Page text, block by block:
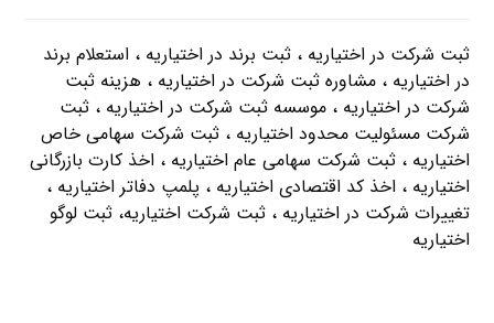
ثبت شرکت در اختیاریه ، ثبت برند در اختیاریه ، استعلام برند
در اختیاریه ، مشاوره ثبت شرکت در اختیاریه ، هزینه ثبت
شرکت در اختیاریه ، موسسه ثبت شرکت در اختیاریه ، ثبت
شرکت مسئولیت محدود اختیاریه ، ثبت شرکت سهامی خاص
اختیاریه ، ثبت شرکت سهامی عام اختیاریه ، اخذ کارت بازرگانی
اختیاریه ، اخذ کد اقتصادی اختیاریه ، پلمپ دفاتر اختیاریه ،
تغییرات شرکت در اختیاریه ، ثبت شرکت اختیاریه، ثبت لوگو
اختیاریه